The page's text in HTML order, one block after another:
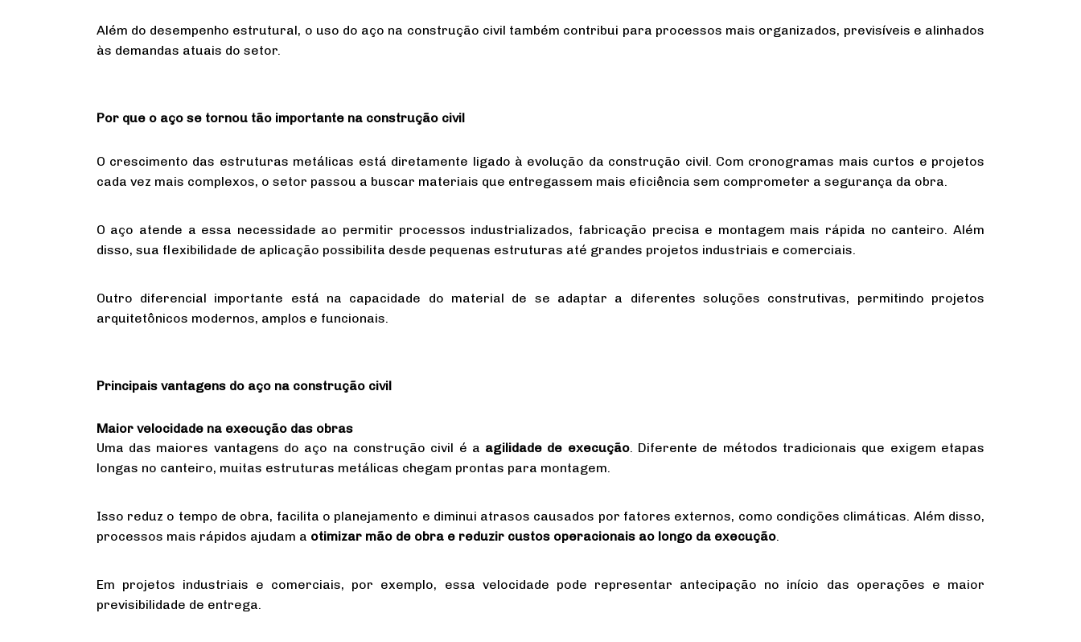
Além do desempenho estrutural, o uso do aço na construção civil também contribui para processos mais organizados, previsíveis e alinhados
às demandas atuais do setor.
Por que o aço se tornou tão importante na construção civil
O crescimento das estruturas metálicas está diretamente ligado à evolução da construção civil. Com cronogramas mais curtos e projetos
cada vez mais complexos, o setor passou a buscar materiais que entregassem mais eficiência sem comprometer a segurança da obra.
O aço atende a essa necessidade ao permitir processos industrializados, fabricação precisa e montagem mais rápida no canteiro. Além
disso, sua flexibilidade de aplicação possibilita desde pequenas estruturas até grandes projetos industriais e comerciais.
Outro diferencial importante está na capacidade do material de se adaptar a diferentes soluções construtivas, permitindo projetos
arquitetônicos modernos, amplos e funcionais.
Principais vantagens do aço na construção civil
Maior velocidade na execução das obras
Uma das maiores vantagens do aço na construção civil é a agilidade de execução. Diferente de métodos tradicionais que exigem etapas
longas no canteiro, muitas estruturas metálicas chegam prontas para montagem.
Isso reduz o tempo de obra, facilita o planejamento e diminui atrasos causados por fatores externos, como condições climáticas. Além disso,
processos mais rápidos ajudam a otimizar mão de obra e reduzir custos operacionais ao longo da execução.
Em projetos industriais e comerciais, por exemplo, essa velocidade pode representar antecipação no início das operações e maior
previsibilidade de entrega.